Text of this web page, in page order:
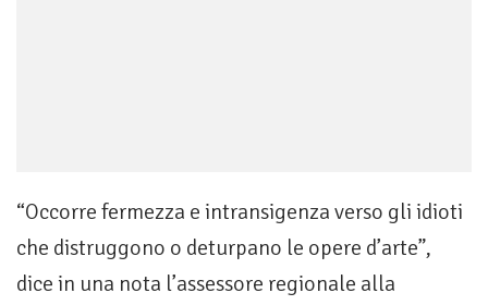
“Occorre fermezza e intransigenza verso gli idioti
che distruggono o deturpano le opere d’arte”,
dice in una nota l’assessore regionale alla